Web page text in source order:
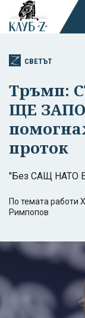
СВЕТЪТ
Тръмп:
ЩЕ
проток
"Без САЩ НАТО
По темата работи
Римпопов